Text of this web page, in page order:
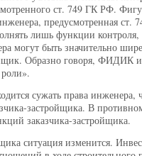
ст. 749 ГК РФ.
предусмотренная ст.
лишь функции контроля,
могут быть значительно
Образно говоря, ФИДИК
сужать права инженера,
застройщика. В
заказчика-застройщика.
ситуация изменится.